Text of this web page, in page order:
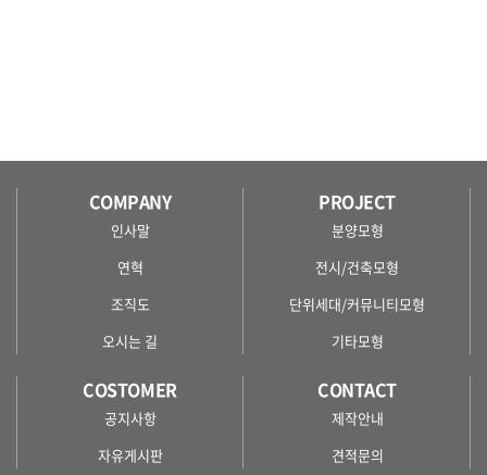
COMPANY
인사말
연혁
조직도
오시는 길
PROJECT
분양모형
전시/건축모형
단위세대/커뮤니티모형
기타모형
COSTOMER
공지사항
자유게시판
CONTACT
제작안내
견적문의